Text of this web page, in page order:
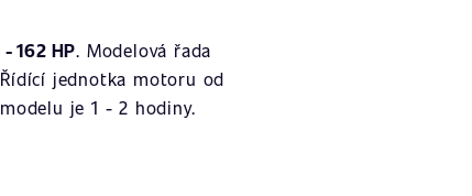
162 HP. Modelová řada
jednotka motoru od
je 1 - 2 hodiny.